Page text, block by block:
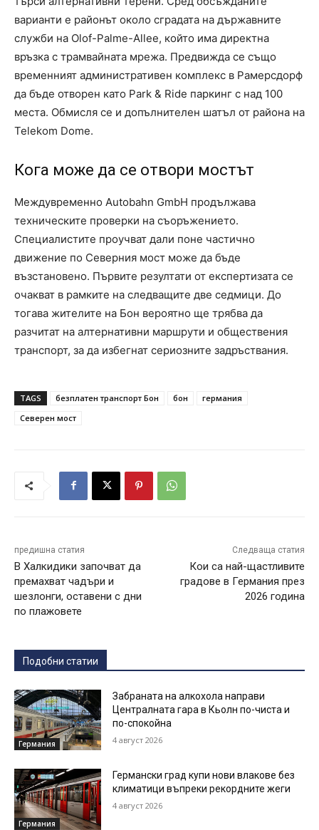
варианти е районът около сградата на държавните
служби на Olof-Palme-Allee, който има директна
връзка с трамвайната мрежа. Предвижда се също
временният административен комплекс в Рамерсдорф
да бъде отворен като Park & Ride паркинг с над 100
места. Обмисля се и допълнителен шатъл от района на
Telekom Dome.
Кога може да се отвори мостът
Междувременно Autobahn GmbH продължава
техническите проверки на съоръжението.
Специалистите проучват дали поне частично
движение по Северния мост може да бъде
възстановено. Първите резултати от експертизата се
очакват в рамките на следващите две седмици. До
тогава жителите на Бон вероятно ще трябва да
разчитат на алтернативни маршрути и обществения
транспорт, за да избегнат сериозните задръствания.
TAGS безплатен транспорт Бон бон
германия
Северен мост
предишна статия
В Халкидики започват да
премахват чадъри и
шезлонги, оставени с дни
по плажовете
Следваща статия
Кои са най-щастливите
градове в Германия през
2026 година
Подобни статии
Германия
Забраната на алкохола направи
Централната гара в Кьолн по-чиста и
по-спокойна
4 август 2026
Германия
Германски град купи нови влакове без
климатици въпреки рекордните жеги
4 август 2026